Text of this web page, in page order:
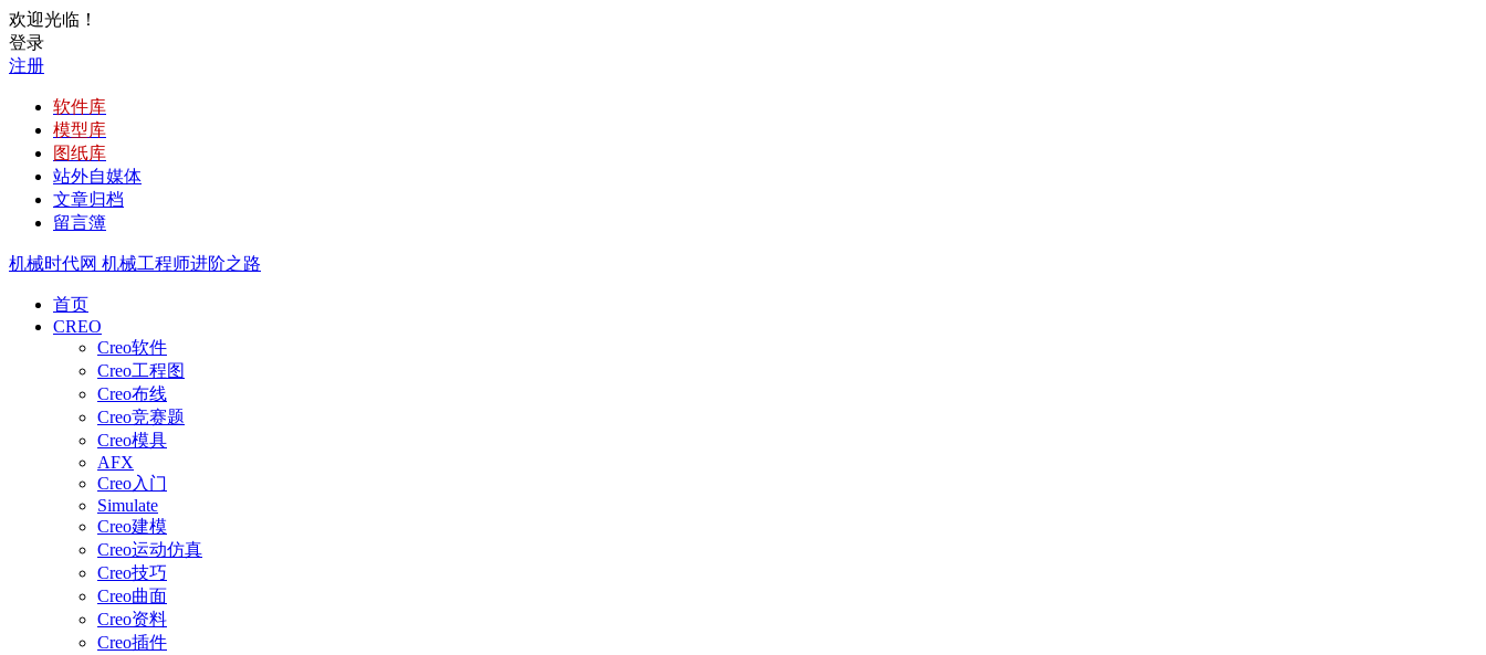
欢迎光临！
登录
注册
软件库
模型库
图纸库
站外自媒体
文章归档
留言簿
机械时代网 机械工程师进阶之路
首页
CREO
Creo软件
Creo工程图
Creo布线
Creo竞赛题
Creo模具
AFX
Creo入门
Simulate
Creo建模
Creo运动仿真
Creo技巧
Creo曲面
Creo资料
Creo插件